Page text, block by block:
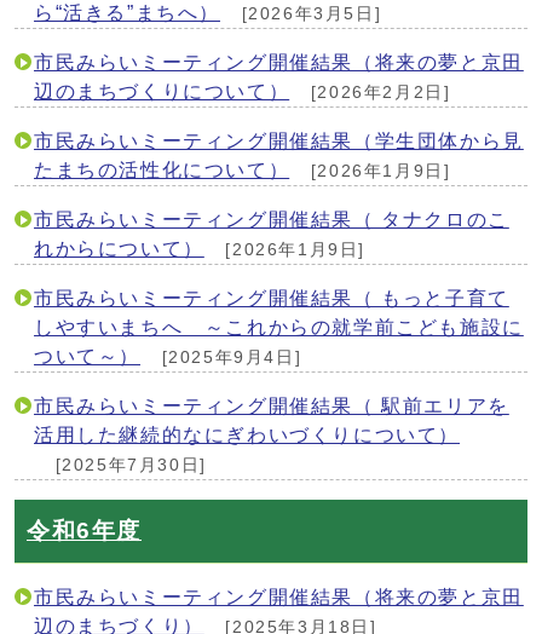
ら“活きる”まちへ）
[2026年3月5日]
市民みらいミーティング開催結果（将来の夢と京田
辺のまちづくりについて）
[2026年2月2日]
市民みらいミーティング開催結果（学生団体から見
たまちの活性化について）
[2026年1月9日]
市民みらいミーティング開催結果（ タナクロのこ
れからについて）
[2026年1月9日]
市民みらいミーティング開催結果（ もっと子育て
しやすいまちへ ～これからの就学前こども施設に
ついて～）
[2025年9月4日]
市民みらいミーティング開催結果（ 駅前エリアを
活用した継続的なにぎわいづくりについて）
[2025年7月30日]
令和6年度
市民みらいミーティング開催結果（将来の夢と京田
辺のまちづくり）
[2025年3月18日]